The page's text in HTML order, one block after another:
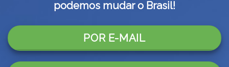
podemos mudar o Brasil!
POR E-MAIL